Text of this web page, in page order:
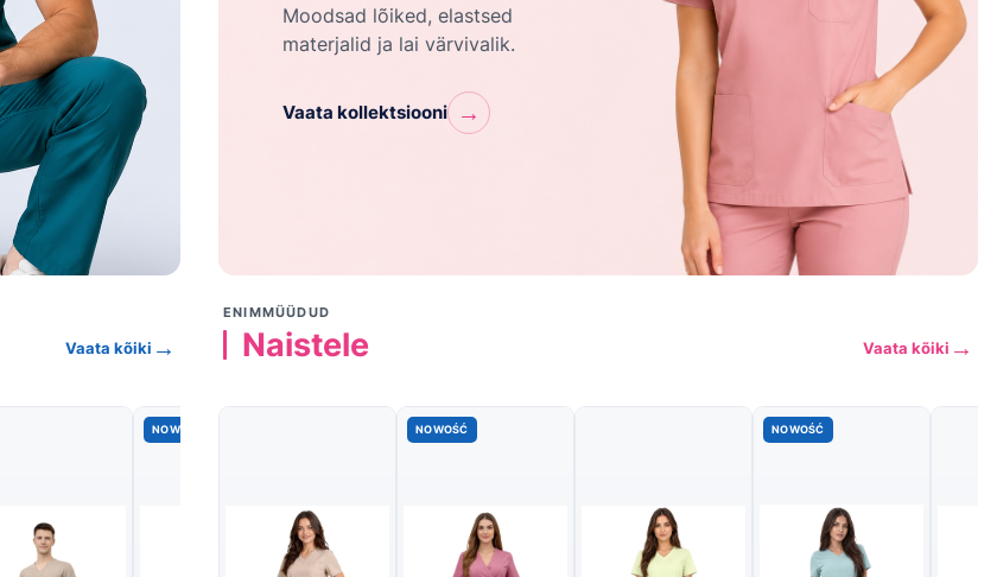
Moodsad lõiked, elastsed
materjalid ja lai värvivalik.
Vaata kollektsiooni →
Vaata kõiki →
NOWOŚĆ
ENIMMÜÜDUD
Naistele Vaata kõiki →
NOWOŚĆ NOWOŚĆ